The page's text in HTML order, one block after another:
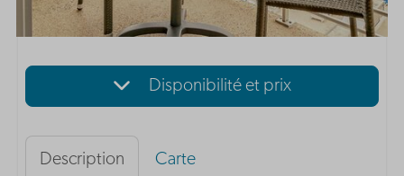
Disponibilité et prix
Description Carte